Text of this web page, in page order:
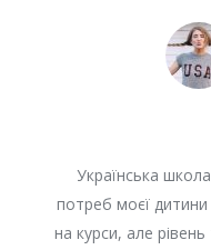
Українська
потреб моєї дитини
на курси, але